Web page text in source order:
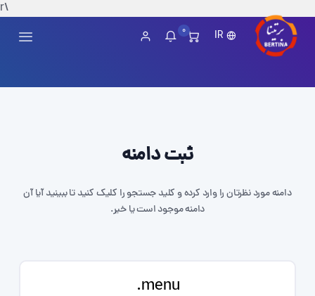
\r
IR
0
ثبت دامنه
دامنه مورد نظرتان را وارد کرده و کلید جستجو را کلیک کنید تا ببینید آیا آن
دامنه موجود است یا خیر.